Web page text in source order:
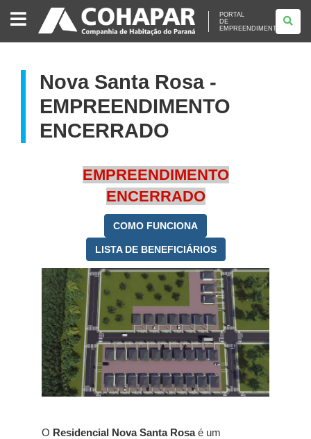
PORTAL
DE
EMPREENDIMENTOS
PORTAL
DE
EMPREENDIMENTOS
Nova Santa Rosa -
EMPREENDIMENTO
ENCERRADO
EMPREENDIMENTO
ENCERRADO
COMO FUNCIONA
LISTA DE BENEFICIÁRIOS
O Residencial Nova Santa Rosaé um